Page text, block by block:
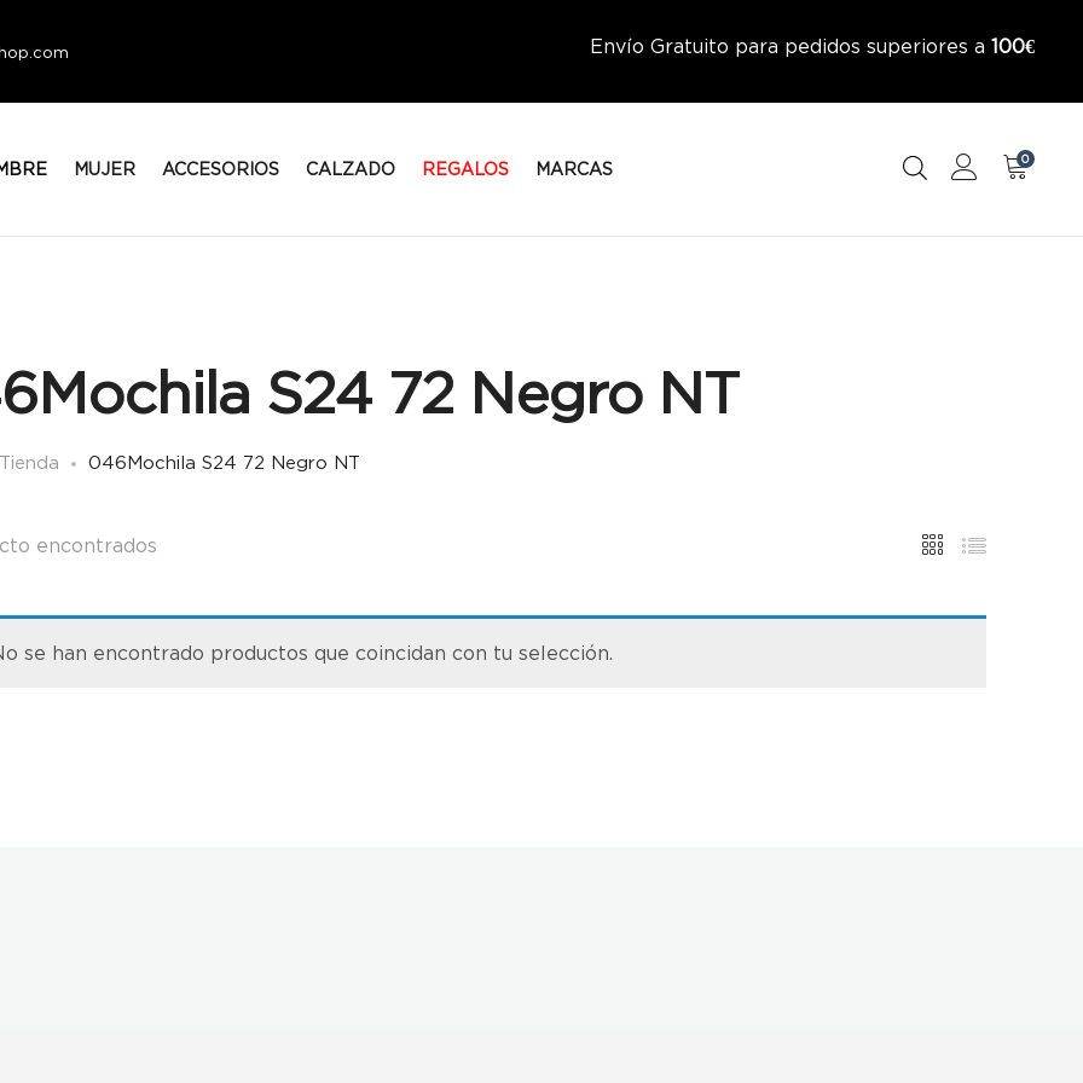
Envío Gratuito para pedidos superiores a 100€
MUJER ACCESORIOS CALZADO REGALOS MARCAS
0
S24 72 Negro NT
Tienda 046Mochila S24 72 Negro NT
encontrados
se han encontrado productos que coincidan con tu selección.